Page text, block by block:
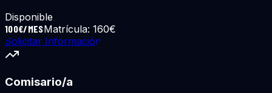
Disponible
100€/MESMatrícula: 160€
Solicitar Información
Comisario/a